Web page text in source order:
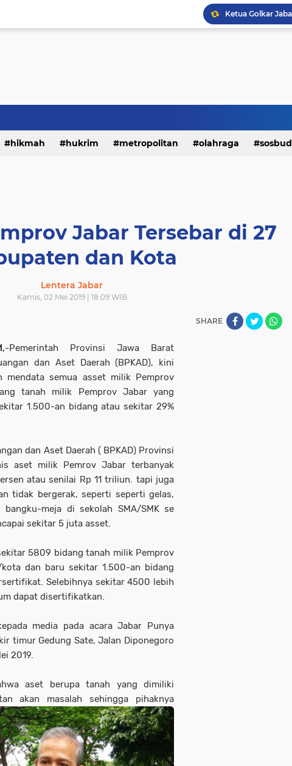
hikmah hukrim metropolitan olahraga sosbud
Jabar Tersebar di 27
dan Kota
Lentera Jabar
Kamis, 02 Mei 2019 | 18:09 WIB
SHARE
-Pemerintah Provinsi Jawa Barat
dan Aset Daerah (BPKAD), kini
mendata semua asset milik Pemprov
tanah milik Pemprov Jabar yang
1.500-an bidang atau sekitar 29%
dan Aset Daerah ( BPKAD) Provinsi
aset milik Pemrov Jabar terbanyak
atau senilai Rp 11 triliun. tapi juga
tidak bergerak, seperti seperti gelas,
meja di sekolah SMA/SMK se
sekitar 5 juta asset.
5809 bidang tanah milik Pemprov
dan baru sekitar 1.500-an bidang
Selebihnya sekitar 4500 lebih
dapat disertifikatkan.
media pada acara Jabar Punya
timur Gedung Sate, Jalan Diponegoro
2019.
aset berupa tanah yang dimiliki
akan masalah sehingga pihaknya